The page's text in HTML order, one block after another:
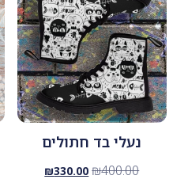
נעלי בד חתולים
₪400.00
₪330.00